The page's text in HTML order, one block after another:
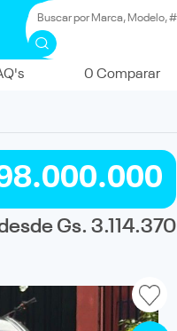
0 Comparar
Gs. 3.114.370